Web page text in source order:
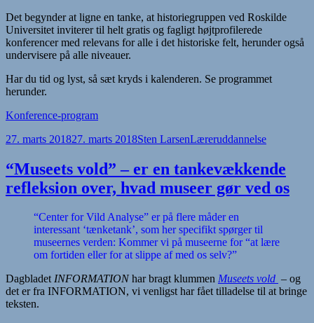
Det begynder at ligne en tanke, at historiegruppen ved Roskilde
Universitet inviterer til helt gratis og fagligt højtprofilerede
konferencer med relevans for alle i det historiske felt, herunder også
undervisere på alle niveauer.
Har du tid og lyst, så sæt kryds i kalenderen. Se programmet
herunder.
Konference-program
Udgivet
27. marts 201827. marts 2018Forfatter
Sten LarsenKategorier
Læreruddannelse
“Museets vold” – er en tankevækkende
refleksion over, hvad museer gør ved os
“Center for Vild Analyse” er på flere måder en
interessant ‘tænketank’, som her specifikt spørger til
museernes verden: Kommer vi på museerne for “at lære
om fortiden eller for at slippe af med os selv?”
DagbladetINFORMATIONhar bragt klummen Museets vold – og
det er fra INFORMATION, vi venligst har fået tilladelse til at bringe
teksten.